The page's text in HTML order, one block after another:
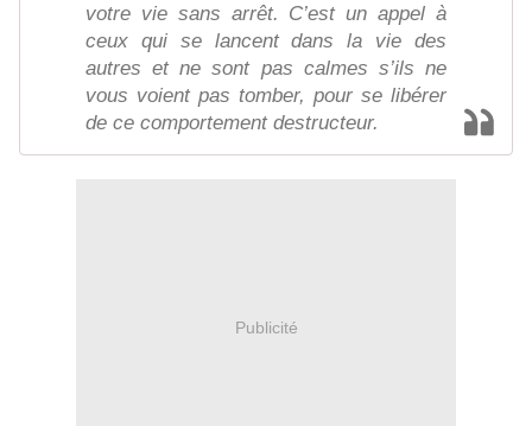
votre vie sans arrêt. C’est un appel à
ceux qui se lancent dans la vie des
autres et ne sont pas calmes s’ils ne
vous voient pas tomber, pour se libérer
de ce comportement destructeur.
Publicité